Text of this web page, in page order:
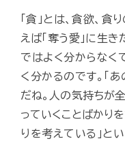
「貪」とは、貪欲、
えば「奪う愛」に生き
ではよく分からなく
く分かるのです。「
だね。人の気持ちが
っていくことばかり
りを考えている」と